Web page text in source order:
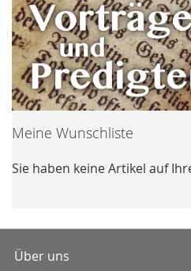
Meine Wunschliste
Sie haben keine Artikel auf
Über uns